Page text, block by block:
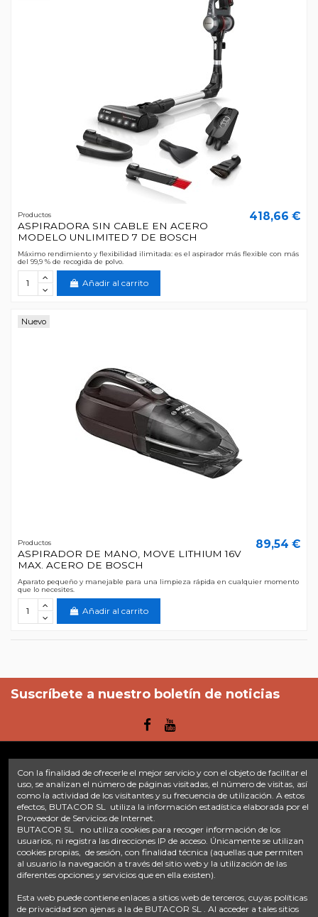
Productos
ASPIRADORA SIN CABLE EN ACERO
MODELO UNLIMITED 7 DE BOSCH
418,66 €
Máximo rendimiento y flexibilidad ilimitada: es el aspirador más flexible con más
del 99,9 % de recogida de polvo.
Añadir al carrito
Nuevo
Productos
ASPIRADOR DE MANO, MOVE LITHIUM 16V
MAX. ACERO DE BOSCH
89,54 €
Aparato pequeño y manejable para una limpieza rápida en cualquier momento
que lo necesites.
Añadir al carrito
Suscríbete a nuestro boletín de noticias
Enlaces
Inicio Sobre nosotros Contacte con nosotros
Aviso legal
Política de privacidad
Tratamiento de datos
Términos y condiciones
Plazos de envío
Contáctanos
638 28 57 85
info@fontacor.com
Con la finalidad de ofrecerle el mejor servicio y con el objeto de facilitar el
uso, se analizan el número de páginas visitadas, el número de visitas, así
como la actividad de los visitantes y su frecuencia de utilización. A estos
efectos, BUTACOR SL utiliza la información estadística elaborada por el
Proveedor de Servicios de Internet.
BUTACOR SL no utiliza cookies para recoger información de los
usuarios, ni registra las direcciones IP de acceso. Únicamente se utilizan
cookies propias, de sesión, con finalidad técnica (aquellas que permiten
al usuario la navegación a través del sitio web y la utilización de las
diferentes opciones y servicios que en ella existen).
Esta web puede contiene enlaces a sitios web de terceros, cuyas políticas
de privacidad son ajenas a la de BUTACOR SL . Al acceder a tales sitios